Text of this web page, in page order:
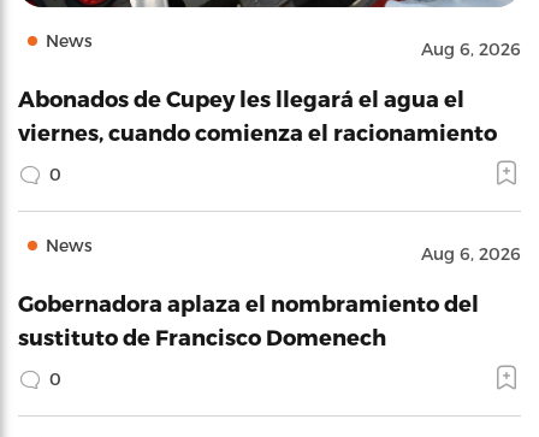
News Aug 6, 2026
Abonados de Cupey les llegará el agua el
viernes, cuando comienza el racionamiento
0
News Aug 6, 2026
Gobernadora aplaza el nombramiento del
sustituto de Francisco Domenech
0